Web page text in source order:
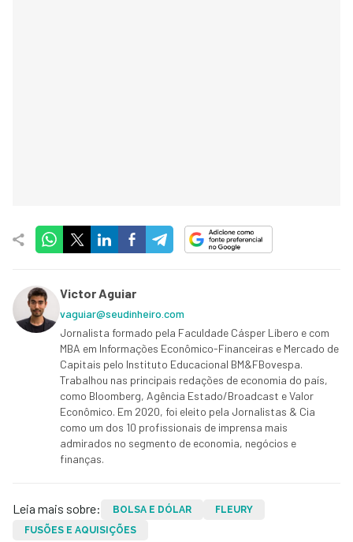
Victor Aguiar
vaguiar@seudinheiro.com
Jornalista formado pela Faculdade Cásper Líbero e com
MBA em Informações Econômico-Financeiras e Mercado de
Capitais pelo Instituto Educacional BM&FBovespa.
Trabalhou nas principais redações de economia do país,
como Bloomberg, Agência Estado/Broadcast e Valor
Econômico. Em 2020, foi eleito pela Jornalistas & Cia
como um dos 10 profissionais de imprensa mais
admirados no segmento de economia, negócios e
finanças.
Leia mais sobre: BOLSA E DÓLAR
FLEURY
FUSÕES E AQUISIÇÕES